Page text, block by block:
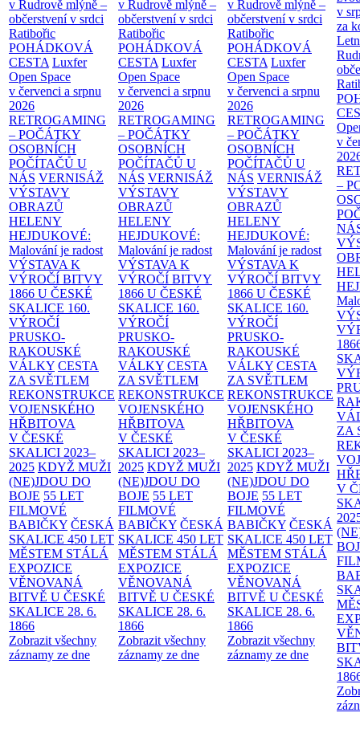
v Rudrově mlýně –
občerstvení v srdci
Ratibořic
POHÁDKOVÁ
CESTA Luxfer
Open Space
v červenci a srpnu
2026
RETROGAMING
– POČÁTKY
OSOBNÍCH
POČÍTAČŮ U
NÁS VERNISÁŽ
VÝSTAVY
OBRAZŮ
HELENY
HEJDUKOVÉ:
Malování je radost
VÝSTAVA K
VÝROČÍ BITVY
1866 U ČESKÉ
SKALICE 160.
VÝROČÍ
PRUSKO-
RAKOUSKÉ
VÁLKY CESTA
ZA SVĚTLEM
REKONSTRUKCE
VOJENSKÉHO
HŘBITOVA
V ČESKÉ
SKALICI 2023–
2025 KDYŽ MUŽI
(NE)JDOU DO
BOJE 55 LET
FILMOVÉ
BABIČKY ČESKÁ
SKALICE 450 LET
MĚSTEM STÁLÁ
EXPOZICE
VĚNOVANÁ
BITVĚ U ČESKÉ
SKALICE 28. 6.
1866
Zobrazit všechny
záznamy ze dne
v Rudrově mlýně –
občerstvení v srdci
Ratibořic
POHÁDKOVÁ
CESTA Luxfer
Open Space
v červenci a srpnu
2026
RETROGAMING
– POČÁTKY
OSOBNÍCH
POČÍTAČŮ U
NÁS VERNISÁŽ
VÝSTAVY
OBRAZŮ
HELENY
HEJDUKOVÉ:
Malování je radost
VÝSTAVA K
VÝROČÍ BITVY
1866 U ČESKÉ
SKALICE 160.
VÝROČÍ
PRUSKO-
RAKOUSKÉ
VÁLKY CESTA
ZA SVĚTLEM
REKONSTRUKCE
VOJENSKÉHO
HŘBITOVA
V ČESKÉ
SKALICI 2023–
2025 KDYŽ MUŽI
(NE)JDOU DO
BOJE 55 LET
FILMOVÉ
BABIČKY ČESKÁ
SKALICE 450 LET
MĚSTEM STÁLÁ
EXPOZICE
VĚNOVANÁ
BITVĚ U ČESKÉ
SKALICE 28. 6.
1866
Zobrazit všechny
záznamy ze dne
v Rudrově mlýně –
občerstvení v srdci
Ratibořic
POHÁDKOVÁ
CESTA Luxfer
Open Space
v červenci a srpnu
2026
RETROGAMING
– POČÁTKY
OSOBNÍCH
POČÍTAČŮ U
NÁS VERNISÁŽ
VÝSTAVY
OBRAZŮ
HELENY
HEJDUKOVÉ:
Malování je radost
VÝSTAVA K
VÝROČÍ BITVY
1866 U ČESKÉ
SKALICE 160.
VÝROČÍ
PRUSKO-
RAKOUSKÉ
VÁLKY CESTA
ZA SVĚTLEM
REKONSTRUKCE
VOJENSKÉHO
HŘBITOVA
V ČESKÉ
SKALICI 2023–
2025 KDYŽ MUŽI
(NE)JDOU DO
BOJE 55 LET
FILMOVÉ
BABIČKY ČESKÁ
SKALICE 450 LET
MĚSTEM STÁLÁ
EXPOZICE
VĚNOVANÁ
BITVĚ U ČESKÉ
SKALICE 28. 6.
1866
Zobrazit všechny
záznamy ze dne
v
za
v
–
ZA
V